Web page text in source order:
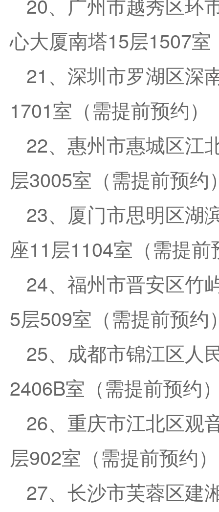
心大厦南塔15层1507
21、深圳市罗湖区深
1701室（需提前预约）
22、惠州市惠城区江
层3005室（需提前预约
23、厦门市思明区湖
座11层1104室（需提前
24、福州市晋安区竹
5层509室（需提前预约
25、成都市锦江区人
2406B室（需提前预约
26、重庆市江北区观
层902室（需提前预约）
27、长沙市芙蓉区建